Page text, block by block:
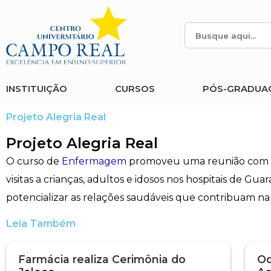
INSTITUIÇÃO CURSOS PÓS-
Projeto Alegria Real
Projeto Alegria Real
O curso de Enfermagem promoveu uma reunião com
visitas a crianças, adultos e idosos nos hospitais de
potencializar as relações saudáveis que contribuam
Leia Também
Farmácia realiza Cerimônia do
Histórico
Editais
Publicações Institucionais
Administração
Ciências Contábeis
Enfermagem
Engenharia Agronômica
Engenharia Civil
Vestibular de Inverno
2ª Via de Boleto
Biblioteca
Calendário Acadêmico
Calendário de Provas
Carteirinha de Estudante
Central de Estágios - TCC
Avalie a Campo Real
COLAP
Comissão de Ética no Uso de Animais
Comitê de Ética em Pesquisa
Diploma Digital
Educação em Direitos Humanos